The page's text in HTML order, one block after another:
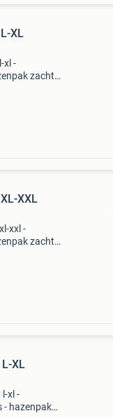
XL
xl -
zacht
XXL
xxl -
zacht
XL
xl -
- hazenpak